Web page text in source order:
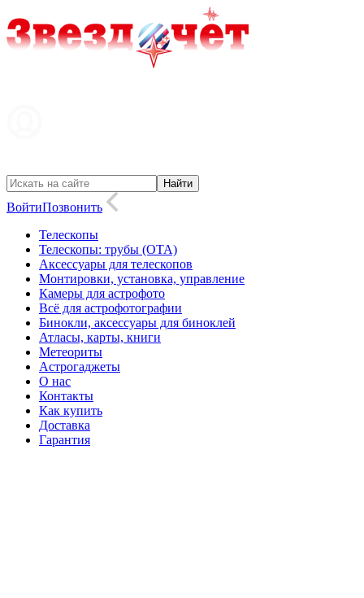
ВойтиПозвонить
Телескопы
Телескопы: трубы (OTA)
Аксессуары для телескопов
Монтировки, установка, управление
Камеры для астрофото
Всё для астрофотографии
Бинокли, аксессуары для биноклей
Атласы, карты, книги
Метеориты
Астрогаджеты
О нас
Контакты
Как купить
Доставка
Гарантия